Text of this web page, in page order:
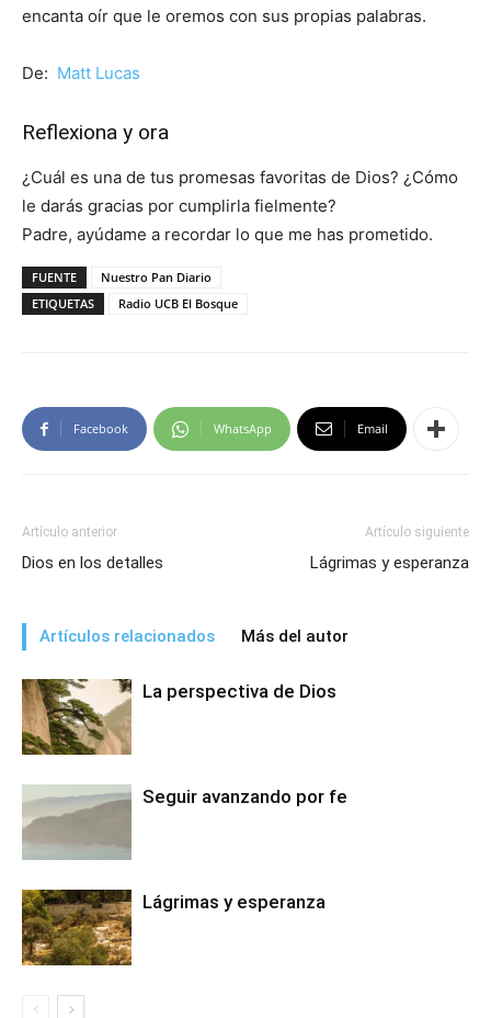
encanta oír que le oremos con sus propias palabras.
De: Matt Lucas
Reflexiona y ora
¿Cuál es una de tus promesas favoritas de Dios? ¿Cómo
le darás gracias por cumplirla fielmente?
Padre, ayúdame a recordar lo que me has prometido.
FUENTE
Nuestro Pan Diario
ETIQUETAS
Radio UCB El Bosque
Facebook WhatsApp Email
Artículo anterior
Dios en los detalles
Artículo siguiente
Lágrimas y esperanza
Artículos relacionados Más del autor
La perspectiva de Dios
Seguir avanzando por fe
Lágrimas y esperanza